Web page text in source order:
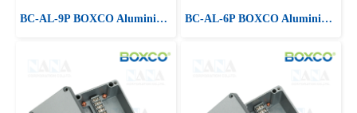
BC-AL-9P BOXCO Aluminium Terminal Block Boxes BC-AL-6P BOXCO Aluminium Terminal Block Boxes